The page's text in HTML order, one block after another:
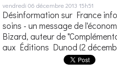
vendredi 06 décembre 2013 15h51
Désinformation sur France
soins - un message de
Bizard, auteur de
aux Éditions Dunod (2